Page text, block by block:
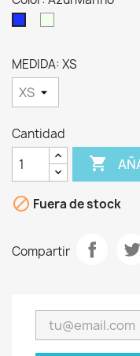
MEDIDA: XS
Cantidad

 Fuera de stock
Compartir